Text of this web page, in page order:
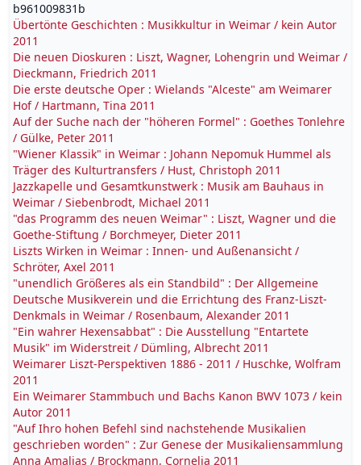
b961009831b
Übertönte Geschichten : Musikkultur in Weimar / kein Autor
2011
Die neuen Dioskuren : Liszt, Wagner, Lohengrin und Weimar /
Dieckmann, Friedrich 2011
Die erste deutsche Oper : Wielands "Alceste" am Weimarer
Hof / Hartmann, Tina 2011
Auf der Suche nach der "höheren Formel" : Goethes Tonlehre
/ Gülke, Peter 2011
"Wiener Klassik" in Weimar : Johann Nepomuk Hummel als
Träger des Kulturtransfers / Hust, Christoph 2011
Jazzkapelle und Gesamtkunstwerk : Musik am Bauhaus in
Weimar / Siebenbrodt, Michael 2011
"das Programm des neuen Weimar" : Liszt, Wagner und die
Goethe-Stiftung / Borchmeyer, Dieter 2011
Liszts Wirken in Weimar : Innen- und Außenansicht /
Schröter, Axel 2011
"unendlich Größeres als ein Standbild" : Der Allgemeine
Deutsche Musikverein und die Errichtung des Franz-Liszt-
Denkmals in Weimar / Rosenbaum, Alexander 2011
"Ein wahrer Hexensabbat" : Die Ausstellung "Entartete
Musik" im Widerstreit / Dümling, Albrecht 2011
Weimarer Liszt-Perspektiven 1886 - 2011 / Huschke, Wolfram
2011
Ein Weimarer Stammbuch und Bachs Kanon BWV 1073 / kein
Autor 2011
"Auf Ihro hohen Befehl sind nachstehende Musikalien
geschrieben worden" : Zur Genese der Musikaliensammlung
Anna Amalias / Brockmann, Cornelia 2011